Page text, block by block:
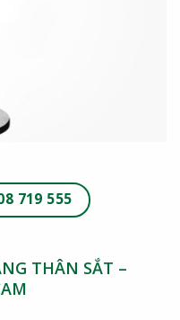
719 555
THÂN SẮT –